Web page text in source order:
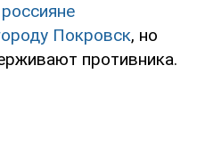
россияне
Покровск, но
противника.